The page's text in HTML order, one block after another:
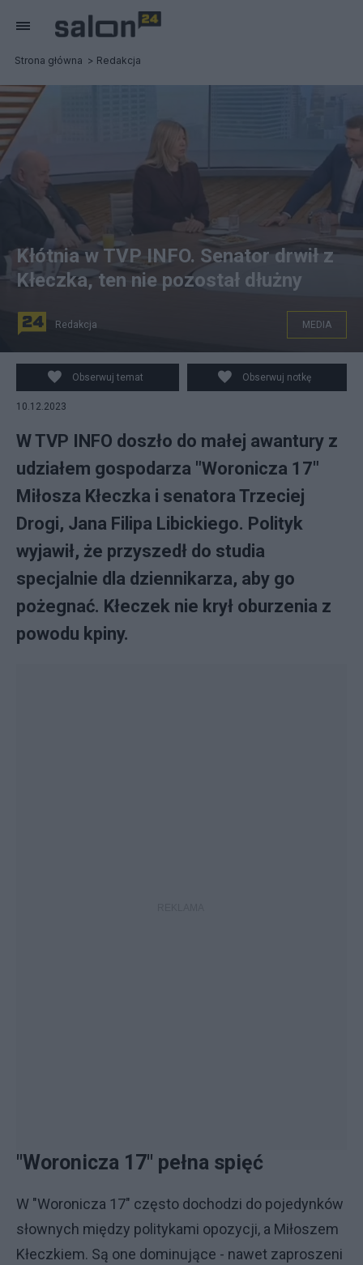
Strona główna Redakcja
Kłótnia w TVP INFO. Senator drwił z
Kłeczka, ten nie pozostał dłużny
Redakcja MEDIA
Obserwuj temat Obserwuj notkę
10.12.2023
W TVP INFO doszło do małej awantury z
udziałem gospodarza "Woronicza 17"
Miłosza Kłeczka i senatora Trzeciej
Drogi, Jana Filipa Libickiego. Polityk
wyjawił, że przyszedł do studia
specjalnie dla dziennikarza, aby go
pożegnać. Kłeczek nie krył oburzenia z
powodu kpiny.
"Woronicza 17" pełna spięć
W "Woronicza 17" często dochodzi do pojedynków
słownych między politykami opozycji, a Miłoszem
Kłeczkiem. Są one dominujące - nawet zaproszeni